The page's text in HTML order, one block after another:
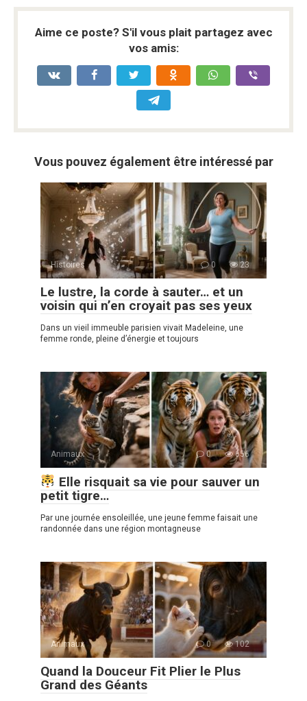
Aime ce poste? S'il vous plait partagez avec
vos amis:
Vous pouvez également être intéressé par
Histoires 0 23
Le lustre, la corde à sauter… et un
voisin qui n’en croyait pas ses yeux
Dans un vieil immeuble parisien vivait Madeleine, une
femme ronde, pleine d’énergie et toujours
Animaux 0 656
Elle risquait sa vie pour sauver un
petit tigre…
Par une journée ensoleillée, une jeune femme faisait une
randonnée dans une région montagneuse
Animaux 0 102
Quand la Douceur Fit Plier le Plus
Grand des Géants